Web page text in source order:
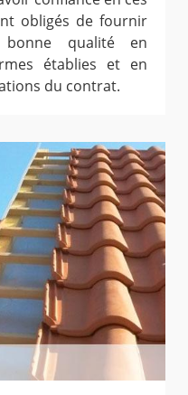
obligés de fournir
qualité en
établies et en
du contrat.